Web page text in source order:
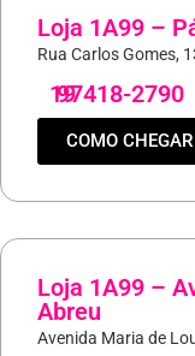
Loja 1A99 –
Rua Carlos Gomes,
19
97418-2790
COMO CHEGAR
Loja 1A99 –
Abreu
Avenida Maria de